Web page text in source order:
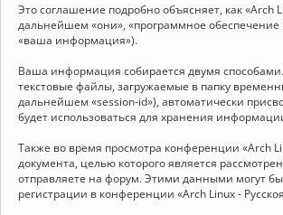
и
Это соглашение подробно объясняет, как
дальнейшем «они», «программное обеспечение
«ваша информация»).
Ваша информация собирается двумя
текстовые файлы, загружаемые в папку
дальнейшем «session-id»), автоматически
будет использоваться для хранения
Также во время просмотра конференции «Arch
документа, целью которого является
отправляете на форум. Этими данными могут
регистрации в конференции «Arch Linux -